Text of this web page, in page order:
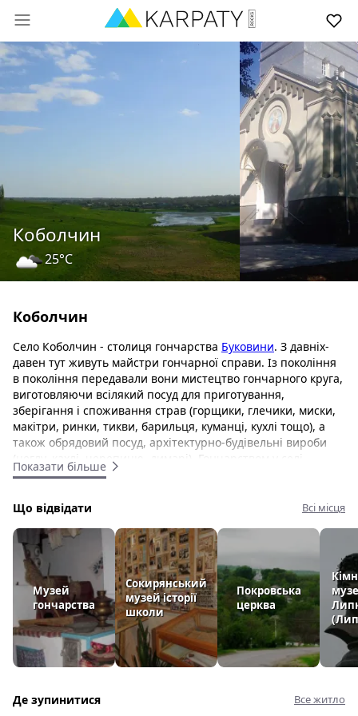
Коболчин
25°C
Коболчин
Село Коболчин - столиця гончарства Буковини. З давніх-
давен тут живуть майстри гончарної справи. Із покоління
в покоління передавали вони мистецтво гончарного круга,
виготовляючи всілякий посуд для приготування,
зберігання і споживання страв (горщики, глечики, миски,
макітри, ринки, тикви, барильця, куманці, кухлі тощо), а
також обрядовий посуд, архітектурно-будівельні вироби
(цеглу, кахлі, черепицю, димарі). Гончарством у селі
почали займатися декілька століть назад. У молдавській
гончарного посуду і серед них - село Коболчин.
У грудні 2008 р. відкритоКоболчинський районний музей
гончарства
. Засновником його став заслужений працівник
культури України Іван Іванович Гончар. Тут зберігаються
близько тисячі горщиків, створених гончарськими
династіями села Коболчин.
Селом протікає річка Кобильчинська, права притока
Дністра. Перша згадка про село відноситься до 1470 р.,
коли бояриня Анна, сестра логофета Добрулова передала
Хотинського повіту Бессарабської губернії, мешкала 1471
Показати більше
Що відвідати Всі місця
Музей
гончарства
Сокирянський
музей історії
школи
Покровська
церква
Де зупинитися Все житло